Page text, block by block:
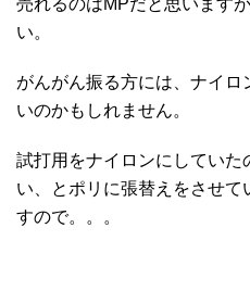
売れるのはMPだと思います
い。
がんがん振る方には、ナイロ
いのかもしれません。
試打用をナイロンにしていた
い、とポリに張替えをさせて
すので。。。